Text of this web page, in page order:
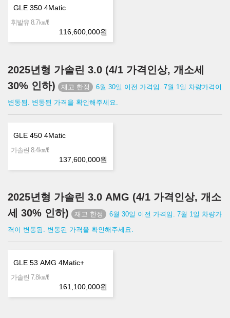
GLE 350 4Matic
휘발유 8.7㎞/ℓ
116,600,000원
2025년형 가솔린 3.0 (4/1 가격인상, 개소세
30% 인하)
6월 30일 이전 가격임. 7월 1일 차량가격이
변동됨. 변동된 가격을 확인해주세요.
GLE 450 4Matic
가솔린 8.4㎞/ℓ
137,600,000원
2025년형 가솔린 3.0 AMG (4/1 가격인상, 개소
세 30% 인하)
6월 30일 이전 가격임. 7월 1일 차량가
격이 변동됨. 변동된 가격을 확인해주세요.
GLE 53 AMG 4Matic+
가솔린 7.8㎞/ℓ
161,100,000원